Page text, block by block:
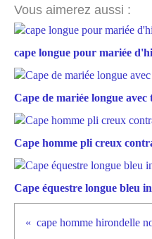
Vous aimerez aussi :
cape longue pour mariée
Cape de mariée longue avec
Cape homme pli creux
Cape équestre longue bleu